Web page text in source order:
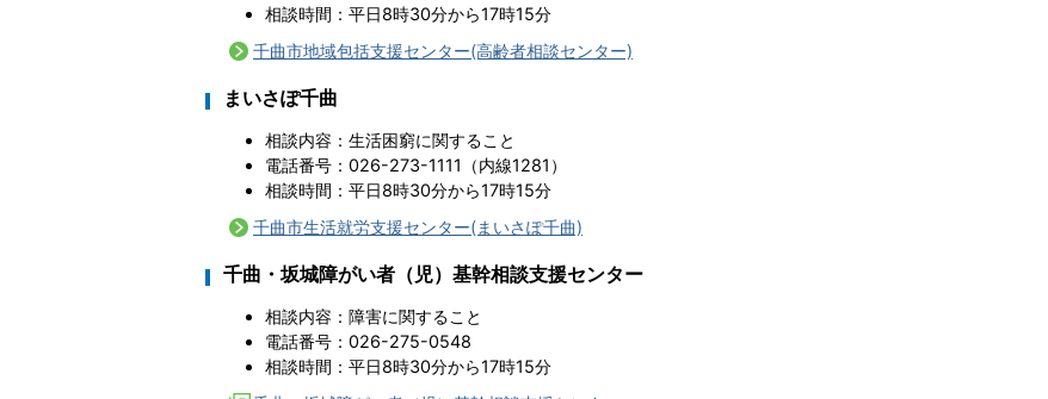
相談時間：平日8時30分から17時15分
千曲市地域包括支援センター(高齢者相談センター)
まいさぽ千曲
相談内容：生活困窮に関すること
電話番号：026-273-1111（内線1281）
相談時間：平日8時30分から17時15分
千曲市生活就労支援センター(まいさぽ千曲)
千曲・坂城障がい者（児）基幹相談支援センター
相談内容：障害に関すること
電話番号：026-275-0548
相談時間：平日8時30分から17時15分